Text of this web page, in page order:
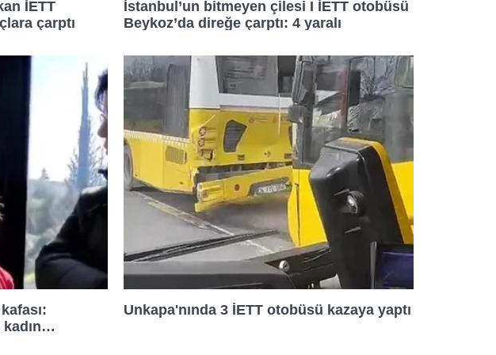
İETT
çarptı
İstanbul’un bitmeyen çilesi I İETT otobüsü
Beykoz’da direğe çarptı: 4 yaralı
Unkapa'nında 3 İETT otobüsü kazaya yaptı